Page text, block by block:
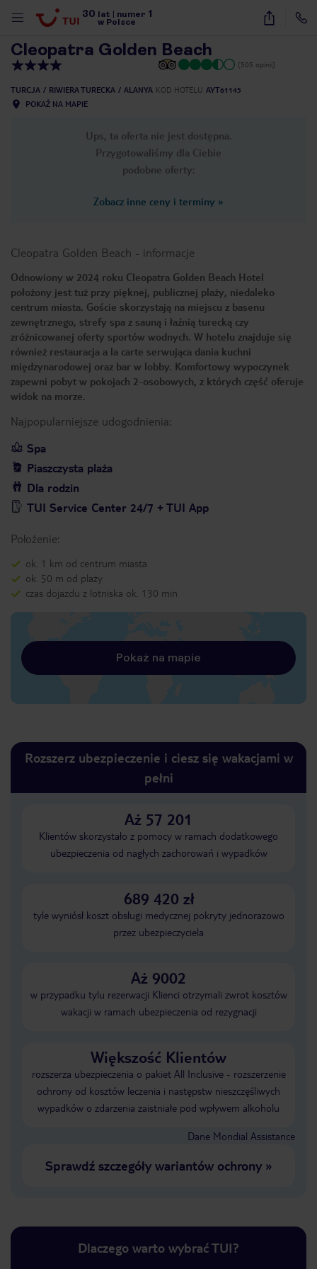
30 lat numer 1
w Polsce
39
Cleopatra Golden Beach
(505 opinii)
TURCJA RIWIERA TURECKA ALANYA KOD HOTELU AYT61145
POKAŻ NA MAPIE
Ups, ta oferta nie jest dostępna.
Przygotowaliśmy dla Ciebie
podobne oferty:
Zobacz inne ceny i terminy »
Cleopatra Golden Beach - informacje
Odnowiony w 2024 roku Cleopatra Golden Beach Hotel
położony jest tuż przy pięknej, publicznej plaży, niedaleko
centrum miasta. Goście skorzystają na miejscu z basenu
zewnętrznego, strefy spa z sauną i łaźnią turecką czy
zróżnicowanej oferty sportów wodnych. W hotelu znajduje się
również restauracja a la carte serwująca dania kuchni
międzynarodowej oraz bar w lobby. Komfortowy wypoczynek
zapewni pobyt w pokojach 2-osobowych, z których część oferuje
widok na morze.
Najpopularniejsze udogodnienia:
Spa
Piaszczysta plaża
Dla rodzin
TUI Service Center 24/7 + TUI App
Położenie:
ok. 1 km od centrum miasta
ok. 50 m od plaży
czas dojazdu z lotniska ok. 130 min
Pokaż na mapie
Rozszerz ubezpieczenie i ciesz się wakacjami w
pełni
Aż 57 201
Klientów skorzystało z pomocy w ramach dodatkowego
ubezpieczenia od nagłych zachorowań i wypadków
689 420 zł
tyle wyniósł koszt obsługi medycznej pokryty jednorazowo
przez ubezpieczyciela
Aż 9002
w przypadku tylu rezerwacji Klienci otrzymali zwrot kosztów
wakacji w ramach ubezpieczenia od rezygnacji
Większość Klientów
rozszerza ubezpieczenia o pakiet All Inclusive - rozszerzenie
ochrony od kosztów leczenia i następstw nieszczęśliwych
wypadków o zdarzenia zaistniałe pod wpływem alkoholu
Dane Mondial Assistance
Sprawdź szczegóły wariantów ochrony»
Dlaczego warto wybrać TUI?